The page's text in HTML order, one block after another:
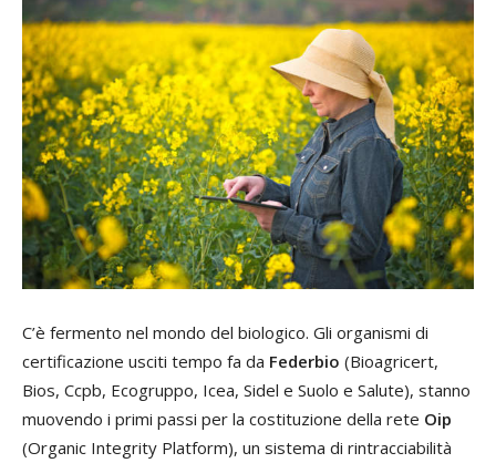
C’è fermento nel mondo del biologico. Gli organismi di
certificazione usciti tempo fa da Federbio (Bioagricert,
Bios, Ccpb, Ecogruppo, Icea, Sidel e Suolo e Salute), stanno
muovendo i primi passi per la costituzione della rete Oip
(Organic Integrity Platform), un sistema di rintracciabilità